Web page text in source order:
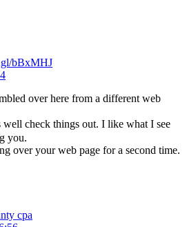
bBxMHJ
over here from a different ԝeb
check things out. I like what I see
you.
οver your web page for a second time.
cpa